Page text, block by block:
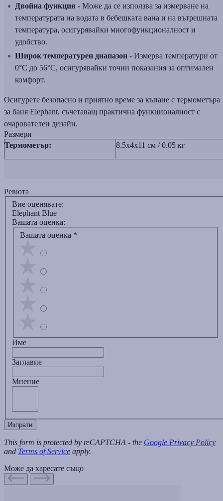
Двойна функция - Може да се използва за измерване на
температурата на водата в бебешката вана и на вътрешната
температура, осигурявайки многофункционалност и
удобство.
Широк температурен диапазон - Измерва температури от
0°C до 56°C, осигурявайки точни показания за оптимален
комфорт.
Осигурете безопасно и приятно време за къпане с термометъра
за баня Elephant, съчетаващ практична функционалност с
очарователен дизайн.
Размери
Термометър:
8.5x4x11 см / 0.05 кг
Ревюта
Вие оценявате:
Elephant Blue
Вашата оценка:
Вашата оценка *
Име
Заглавиe
Мнение
Изпрати
This form is protected by reCAPTCHA - the Google Privacy Policy
and Terms of Service apply.
Може да харесате също